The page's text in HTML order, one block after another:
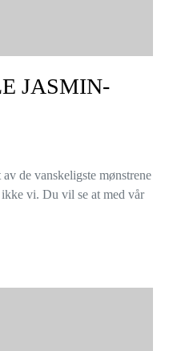
JASMIN-
de vanskeligste mønstrene
vi. Du vil se at med vår